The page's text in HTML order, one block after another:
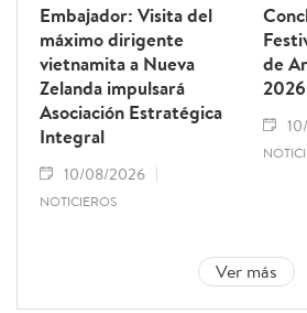
Embajador: Visita del
máximo dirigente
vietnamita a Nueva
Zelanda impulsará
Asociación Estratégica
Integral
10/08/2026
NOTICIEROS
de
2026
Ver más